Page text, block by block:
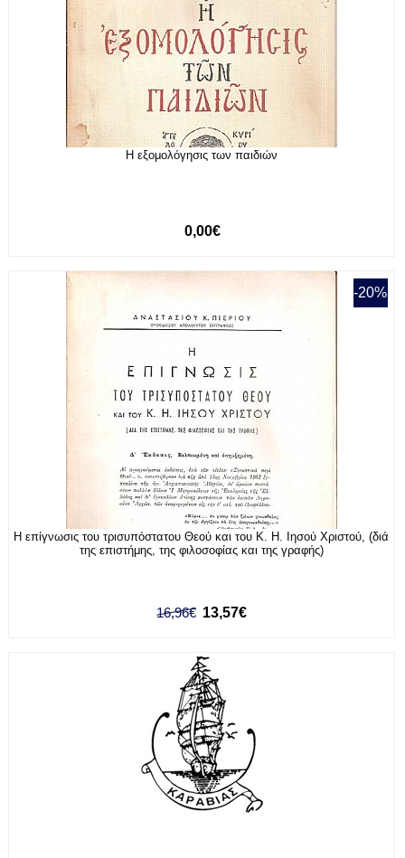
Η εξομολόγησις των παιδιών
0,00€
-20%
Η επίγνωσις του τρισυπόστατου Θεού και του Κ. Η. Ιησού Χριστού, (διά
της επιστήμης, της φιλοσοφίας και της γραφής)
16,96€ 13,57€